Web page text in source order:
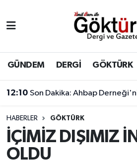
GÜNDEM DERGİ GÖKTÜRK
12:10 Son Dakika: Ahbap Derneği'nin
HABERLER GÖKTÜRK
İÇİMİZ DIŞIMIZ
OLDU
BİLİM
DERGİ
DÜNYA
EĞİTİM
Eyüpsultan Hava Durumu
Eyüpsultan Trafik Yoğunluk
Süper Lig Puan Durumu ve
Tüm Manşetler
Son Dakika Haberleri